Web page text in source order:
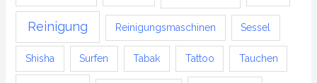
Reinigung Reinigungsmaschinen Sessel
Shisha Surfen Tabak Tattoo Tauchen